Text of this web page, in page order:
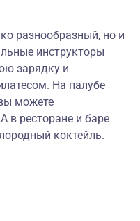
разнообразный, но и
инструкторы
зарядку и
На палубе
можете
в ресторане и баре
коктейль.